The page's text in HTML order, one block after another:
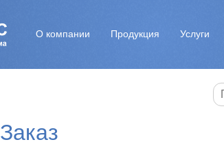
О компании Продукция Услуги
Заказ